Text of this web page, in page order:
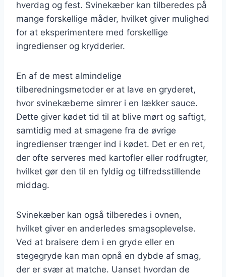
hverdag og fest. Svinekæber kan tilberedes på
mange forskellige måder, hvilket giver mulighed
for at eksperimentere med forskellige
ingredienser og krydderier.
En af de mest almindelige
tilberedningsmetoder er at lave en gryderet,
hvor svinekæberne simrer i en lækker sauce.
Dette giver kødet tid til at blive mørt og saftigt,
samtidig med at smagene fra de øvrige
ingredienser trænger ind i kødet. Det er en ret,
der ofte serveres med kartofler eller rodfrugter,
hvilket gør den til en fyldig og tilfredsstillende
middag.
Svinekæber kan også tilberedes i ovnen,
hvilket giver en anderledes smagsoplevelse.
Ved at braisere dem i en gryde eller en
stegegryde kan man opnå en dybde af smag,
der er svær at matche. Uanset hvordan de